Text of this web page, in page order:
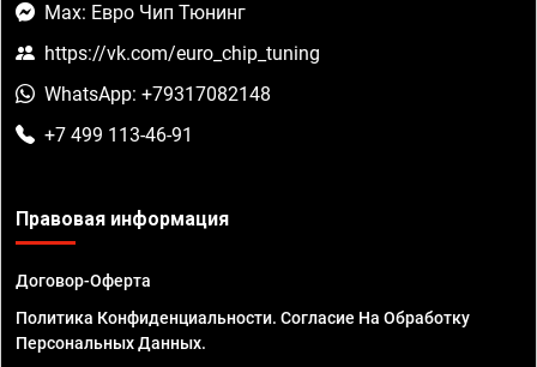
Max: Евро Чип Тюнинг
https://vk.com/euro_chip_tuning
WhatsApp: +79317082148
+7 499 113-46-91
Правовая информация
Договор-Оферта
Политика Конфиденциальности. Согласие На Обработку
Персональных Данных.